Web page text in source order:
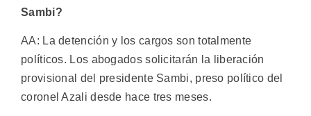
Sambi?
AA: La detención y los cargos son totalmente
políticos. Los abogados solicitarán la liberación
provisional del presidente Sambi, preso político del
coronel Azali desde hace tres meses.